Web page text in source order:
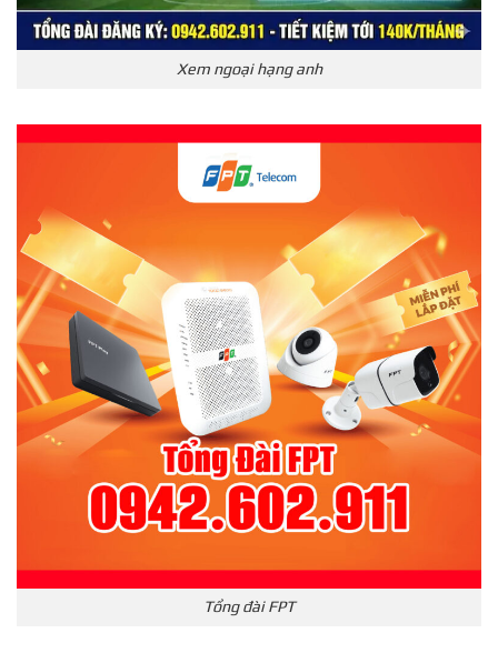
Xem ngoại hạng anh
Tổng đài FPT